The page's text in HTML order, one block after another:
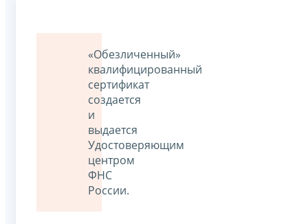
«Обезличенный»
квалифицированный
сертификат
создается
и
выдается
Удостоверяющим
центром
ФНС
России.